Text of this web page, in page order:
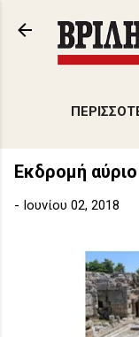
Εκδρομή
- Ιουνίου 02, 2018